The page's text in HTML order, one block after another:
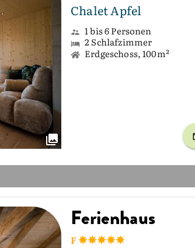
Chalet Apfel
1 bis 6 Personen
2 Schlafzimmer
Erdgeschoss, 100m²
Ferienhaus
F